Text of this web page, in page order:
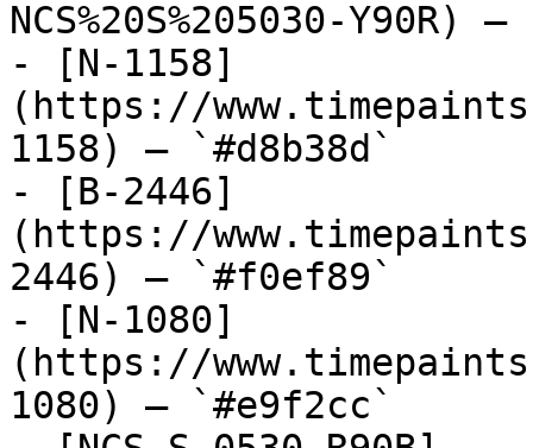
NCS%20S%205030-Y90R)
- [N-1158]
(https://
1158) — `#d8b38d`
- [B-2446]
(https://
2446) — `#f0ef89`
- [N-1080]
(https://
1080) — `#e9f2cc`